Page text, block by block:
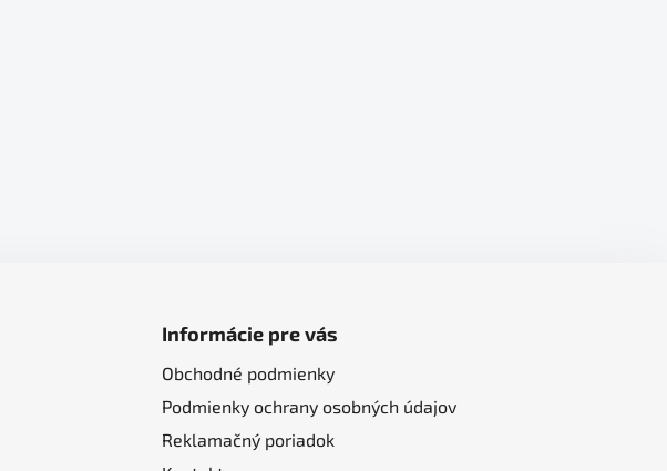
Informácie pre vás
Obchodné podmienky
Podmienky ochrany osobných údajov
Reklamačný poriadok